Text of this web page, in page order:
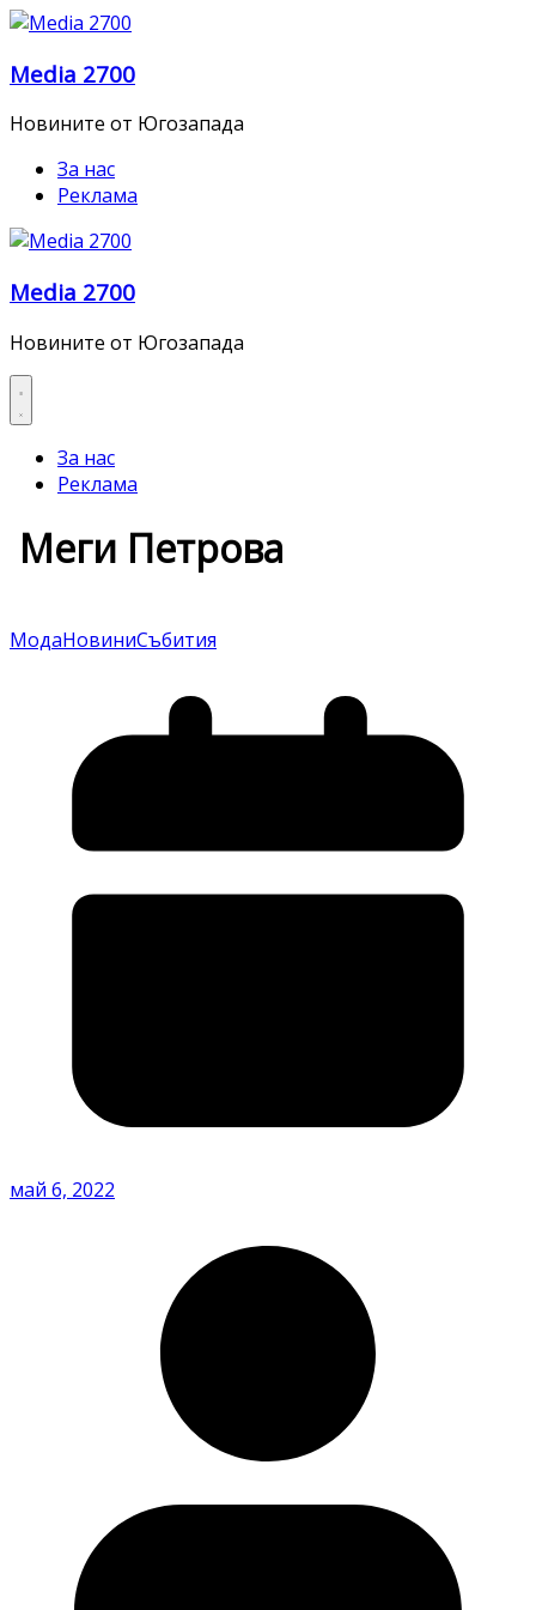
Skip
content
Media 2700
Новините от Югозапада
За нас
Реклама
Media 2700
Новините от Югозапада
За нас
Реклама
Меги Петрова
МодаНовиниСъбития
май 6, 2022